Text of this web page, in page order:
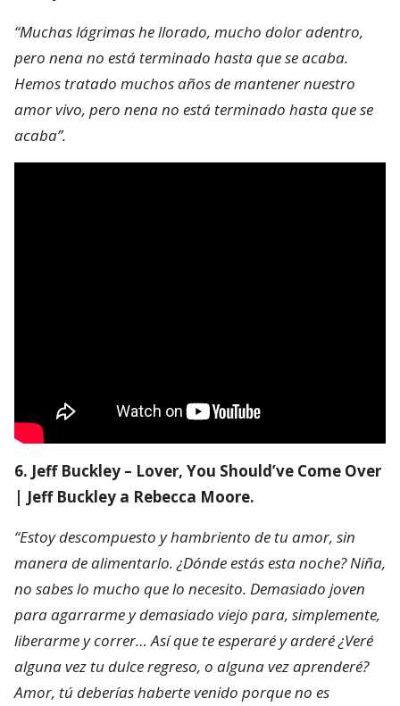
“Muchas lágrimas he llorado, mucho dolor adentro,
pero nena no está terminado hasta que se acaba.
Hemos tratado muchos años de mantener nuestro
amor vivo, pero nena no está terminado hasta que se
acaba”.
6. Jeff Buckley – Lover, You Should’ve Come Over
| Jeff Buckley a Rebecca Moore.
“Estoy descompuesto y hambriento de tu amor, sin
manera de alimentarlo. ¿Dónde estás esta noche? Niña,
no sabes lo mucho que lo necesito. Demasiado joven
para agarrarme y demasiado viejo para, simplemente,
liberarme y correr… Así que te esperaré y arderé ¿Veré
alguna vez tu dulce regreso, o alguna vez aprenderé?
Amor, tú deberías haberte venido porque no es